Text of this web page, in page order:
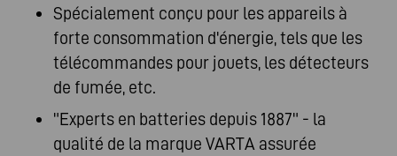
Spécialement conçu pour les appareils à
forte consommation d'énergie, tels que les
télécommandes pour jouets, les détecteurs
de fumée, etc.
"Experts en batteries depuis 1887" - la
qualité de la marque VARTA assurée